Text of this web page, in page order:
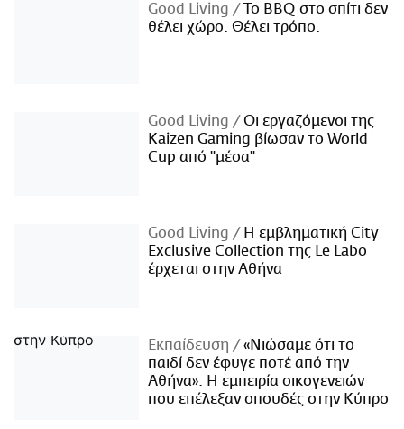
Good Living
Το BBQ στο σπίτι δεν
θέλει χώρο. Θέλει τρόπο.
Good Living
Οι εργαζόμενοι της
Kaizen Gaming βίωσαν το World
Cup από "μέσα"
Good Living
Η εμβληματική City
Exclusive Collection της Le Labo
έρχεται στην Αθήνα
Εκπαίδευση
«Νιώσαμε ότι το
παιδί δεν έφυγε ποτέ από την
Αθήνα»: Η εμπειρία οικογενειών
που επέλεξαν σπουδές στην Κύπρο